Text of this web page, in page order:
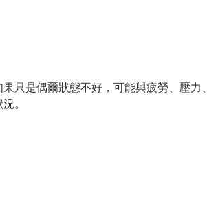
只是偶爾狀態不好，可能與疲勞、壓力
。